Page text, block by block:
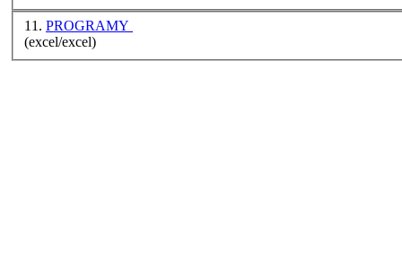
11. PROGRAMY
(excel/excel)